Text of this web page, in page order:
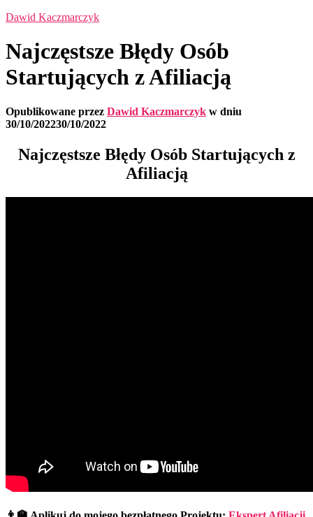
Dawid Kaczmarczyk
Najczęstsze Błędy Osób
Startujących z Afiliacją
Opublikowane przez Dawid Kaczmarczyk w dniu
30/10/202230/10/2022
Najczęstsze Błędy Osób Startujących z
Afiliacją